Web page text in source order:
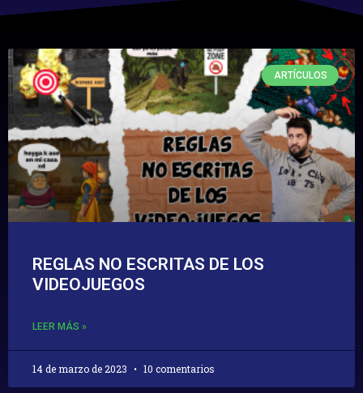
ARTÍCULOS
REGLAS NO ESCRITAS DE LOS
VIDEOJUEGOS
LEER MÁS »
14 de marzo de 2023 10 comentarios